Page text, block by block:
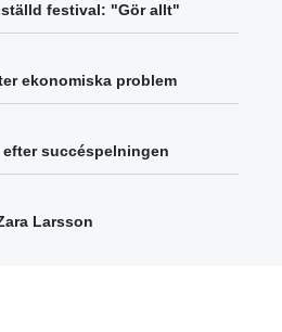
festival: "Gör allt"
ekonomiska problem
succéspelningen
Larsson